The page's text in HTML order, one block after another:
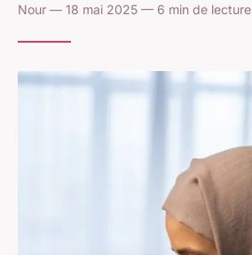
Nour — 18 mai 2025 — 6 min de lecture